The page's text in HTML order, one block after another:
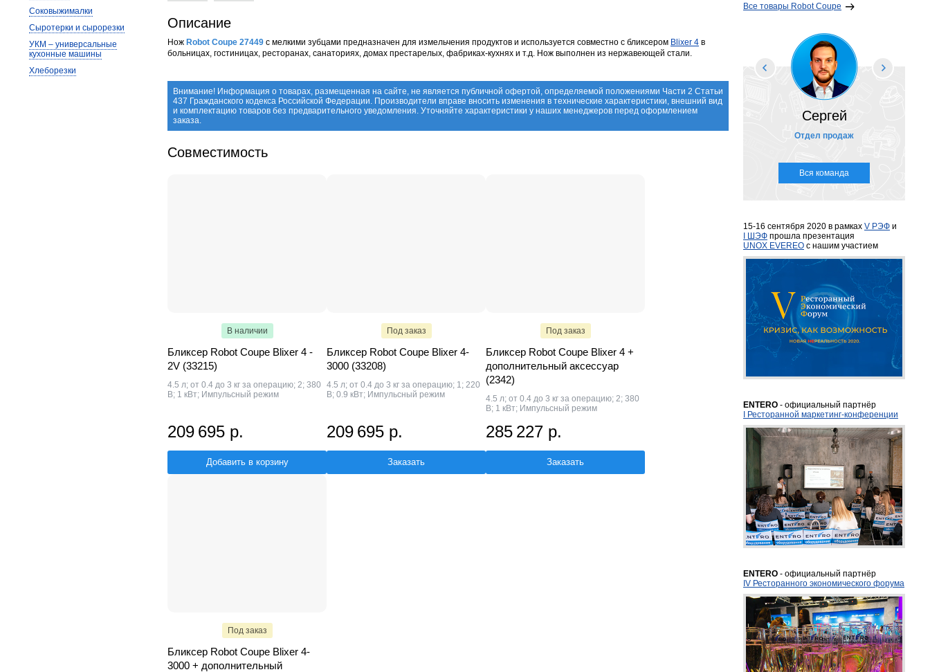
Описание
Нож Robot Coupe 27449 с мелкими зубцами предназначен для измельчения продуктов и используется совместно с бликсером Blixer 4 в
больницах, гостиницах, ресторанах, санаториях, домах престарелых, фабриках-кухнях и т.д. Нож выполнен из нержавеющей стали.
Внимание! Информация о товарах, размещенная на сайте, не является публичной офертой, определяемой положениями Части 2 Статьи
437 Гражданского кодекса Российской Федерации. Производители вправе вносить изменения в технические характеристики, внешний вид
и комплектацию товаров без предварительного уведомления. Уточняйте характеристики у наших менеджеров перед оформлением
заказа.
Совместимость
В наличии
Бликсер Robot Coupe Blixer 4 -
2V (33215)
4.5 л; от 0.4 до 3 кг за операцию; 2; 380
В; 1 кВт; Импульсный режим
209 695 р.
Добавить в корзину
Под заказ
Бликсер Robot Coupe Blixer 4-
3000 (33208)
4.5 л; от 0.4 до 3 кг за операцию; 1; 220
В; 0.9 кВт; Импульсный режим
209 695 р.
Заказать
Под заказ
Бликсер Robot Coupe Blixer 4 +
дополнительный аксессуар
(2342)
4.5 л; от 0.4 до 3 кг за операцию; 2; 380
В; 1 кВт; Импульсный режим
285 227 р.
Заказать
Под заказ
Бликсер Robot Coupe Blixer 4-
3000 + дополнительный
Все товары Robot Coupe
Сергей
Отдел продаж
Вся команда
15-16 сентября 2020 в рамках V РЭФ и
I ШЭФ прошла презентация
UNOX EVEREO с нашим участием
ENTERO - официальный партнёр
I Ресторанной маркетинг-конференции
ENTERO - официальный партнёр
IV Ресторанного экономического форума
Соковыжималки
Сыротерки и сырорезки
УКМ – универсальные
кухонные машины
Хлеборезки